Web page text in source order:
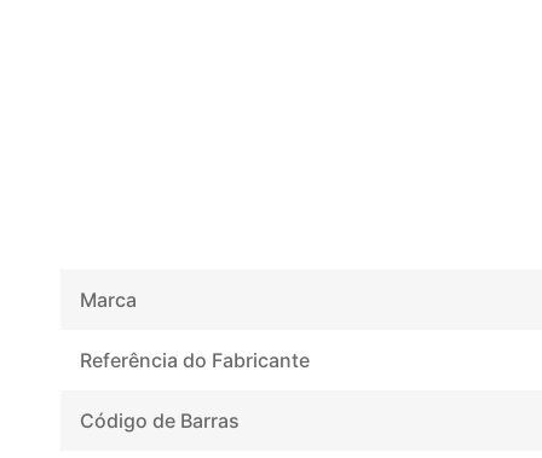
Marca
Referência do Fabricante
Código de Barras